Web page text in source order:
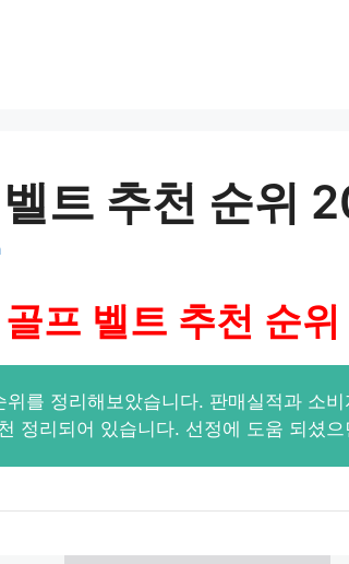
트 추천 순위
골프 벨트 추천 순
위를 정리해보았습니다. 판매실적과 소
정리되어 있습니다. 선정에 도움 되셨